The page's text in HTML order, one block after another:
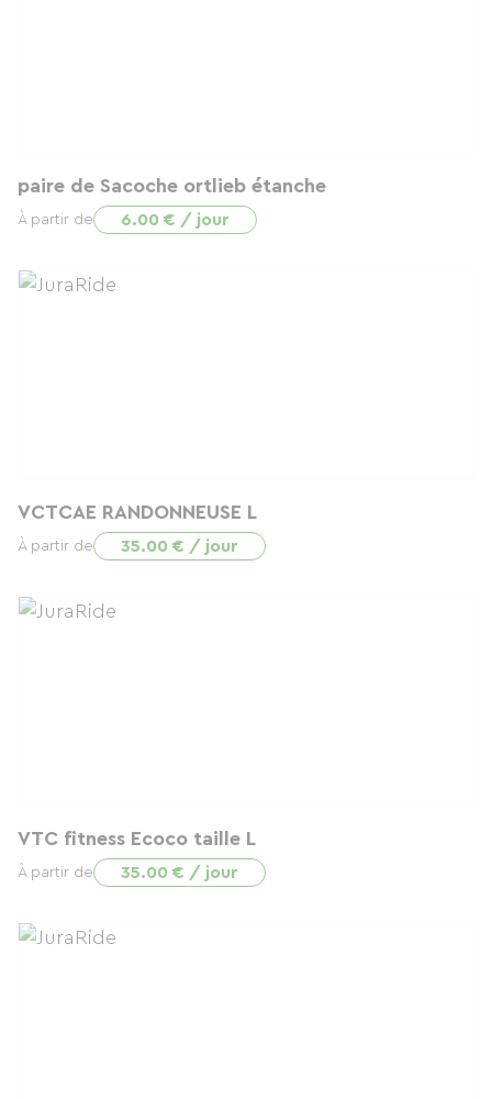
paire de Sacoche ortlieb étanche
À partir de 6.00 € / jour
VCTCAE RANDONNEUSE L
À partir de 35.00 € / jour
VTC fitness Ecoco taille L
À partir de 35.00 € / jour